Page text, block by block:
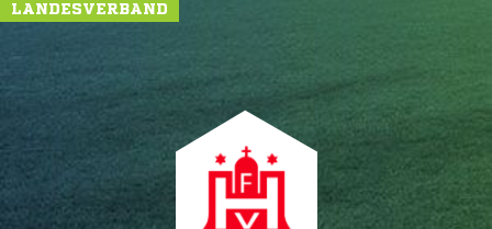
LANDESVERBAND